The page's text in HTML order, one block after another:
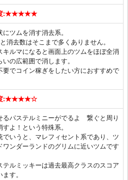
度:★★★★★
ツムを消す消去系。
消去数はそこまで多くありません。
キルマになると画面上のツムをほぼ全消
いの広範囲で消します。
要でコイン稼ぎをしたい方におすすめで
度:★★★★☆
るパステルミニーがでるよ 繋ぐと周り
よ！という特殊系。
でいうと、マレフィセント系であり、ツ
ワンダーランドのグリムに近いツムです
テルミッキーは過去最高クラスのスコア
す。